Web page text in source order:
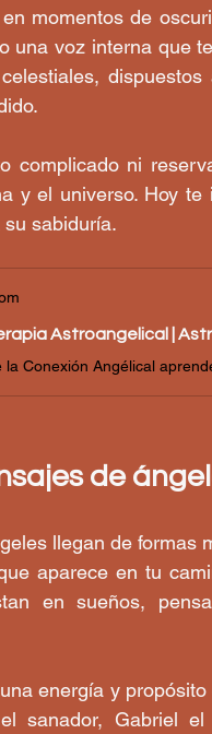
momentos de
una voz interna que
complicado ni
y el universo. Hoy
sabiduría.
Astroangelical |
de
llegan de formas
aparece en tu
en sueños,
energía y
sanador, Gabriel